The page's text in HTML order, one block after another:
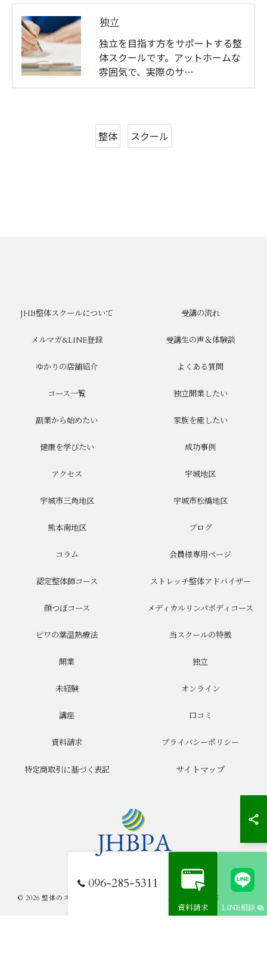
独立
独立を目指す方をサポートする整
体スクールです。アットホームな
雰囲気で、実際のサ…
整体 スクール
096-285-5311
資料請求 LINE相談
JHB整体スクールについて 受講の流れ
メルマガ&LINE登録 受講生の声＆体験談
ゆかりの店舗紹介 よくある質問
コース一覧 独立開業したい
副業から始めたい 家族を癒したい
健康を学びたい 成功事例
アクセス 宇城地区
宇城市三角地区 宇城市松橋地区
熊本南地区 ブログ
コラム 会員様専用ページ
認定整体師コース ストレッチ整体アドバイザー
顔つぼコース メディカルリンパボディコース
ビワの葉温熱療法 当スクールの特徴
開業 独立
未経験 オンライン
講座 口コミ
資料請求 プライバシーポリシー
特定商取引に基づく表記 サイトマップ
© 2026 整体のスクールならJHB整体スクール ALL RIGHTS RESERVED.